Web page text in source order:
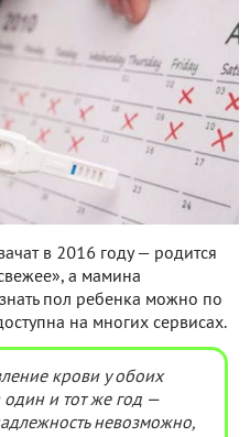
в 2016 году — родится
а мамина
пол ребенка можно по
на многих сервисах.
крови у обоих
один и тот же год —
невозможно,